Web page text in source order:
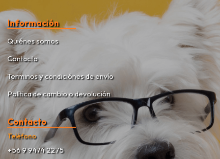
Información
Quiénes somos
Contacto
Terminos y condiciónes de envío
Política de cambio o devolución
Contacto
Teléfono
+56 9 9474 2275